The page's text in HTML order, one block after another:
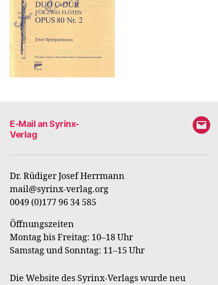
E-Mail an Syrinx-
Verlag
E-
an
Dr. Rüdiger Josef Herrmann
mail@syrinx-verlag.org
0049 (0)177 96 34 585
Öffnungszeiten
Montag bis Freitag: 10–18 Uhr
Samstag und Sonntag: 11–15 Uhr
Die Website des Syrinx-Verlags wurde neu